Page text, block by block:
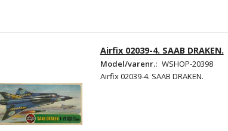
Airfix 02039-4. SAAB DRAKEN.
Model/varenr.: WSHOP-20398
Airfix 02039-4. SAAB DRAKEN.